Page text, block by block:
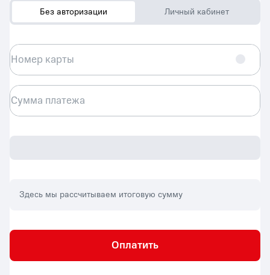
Без авторизации Личный кабинет
Номер карты
Сумма платежа
Здесь мы рассчитываем итоговую сумму
Оплатить